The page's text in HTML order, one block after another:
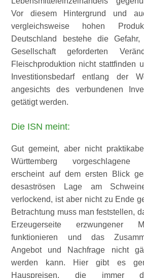
Vor diesem Hintergrund und
vergleichsweise hohen
Deutschland bestehe die
Gesellschaft geforderten
Fleischproduktion nicht stattfinden
Investitionsbedarf entlang der
angesichts des verbundenen
getätigt werden.
Die ISN meint:
Gut gemeint, aber nicht
Württemberg vorgeschlagene
erscheint auf dem ersten Blick
desaströsen Lage am
verlockend, ist aber nicht zu Ende
Betrachtung muss man feststellen,
Erzeugerseite erzwungener
funktionieren und das
Angebot und Nachfrage nicht
werden kann. Hier gibt es
Hauspreisen, die immer